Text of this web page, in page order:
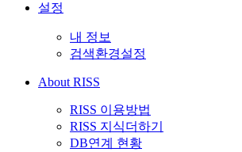
설정
내 정보
검색환경설정
About RISS
RISS 이용방법
RISS 지식더하기
DB연계 현황